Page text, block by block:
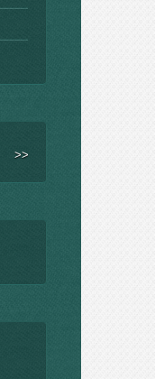
>>